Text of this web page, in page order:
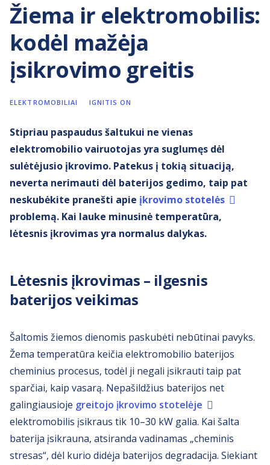
Žiema ir elektromobilis:
kodėl mažėja
įsikrovimo greitis
ELEKTROMOBILIAI IGNITIS ON
Stipriau paspaudus šaltukui ne vienas
elektromobilio vairuotojas yra suglumęs dėl
sulėtėjusio įkrovimo. Patekus į tokią situaciją,
neverta nerimauti dėl baterijos gedimo, taip pat
neskubėkite pranešti apie įkrovimo stotelės
problemą. Kai lauke minusinė temperatūra,
lėtesnis įkrovimas yra normalus dalykas.
Lėtesnis įkrovimas – ilgesnis
baterijos veikimas
Šaltomis žiemos dienomis paskubėti nebūtinai pavyks.
Žema temperatūra keičia elektromobilio baterijos
cheminius procesus, todėl ji negali įsikrauti taip pat
sparčiai, kaip vasarą. Nepašildžius baterijos net
galingiausioje greitojo įkrovimo stotelėje
elektromobilis įsikraus tik 10–30 kW galia. Kai šalta
baterija įsikrauna, atsiranda vadinamas „cheminis
stresas“, dėl kurio didėja baterijos degradacija. Siekiant